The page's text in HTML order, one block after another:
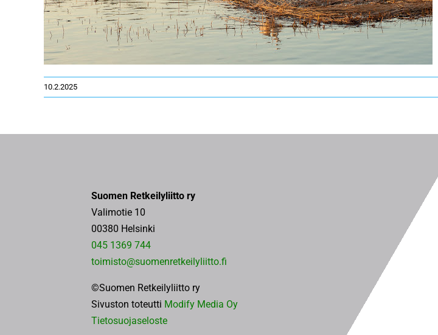
10.2.2025
Suomen Retkeilyliitto ry
Valimotie 10
00380 Helsinki
045 1369 744
toimisto@suomenretkeilyliitto.fi
©Suomen Retkeilyliitto ry
Sivuston toteutti Modify Media Oy
Tietosuojaseloste